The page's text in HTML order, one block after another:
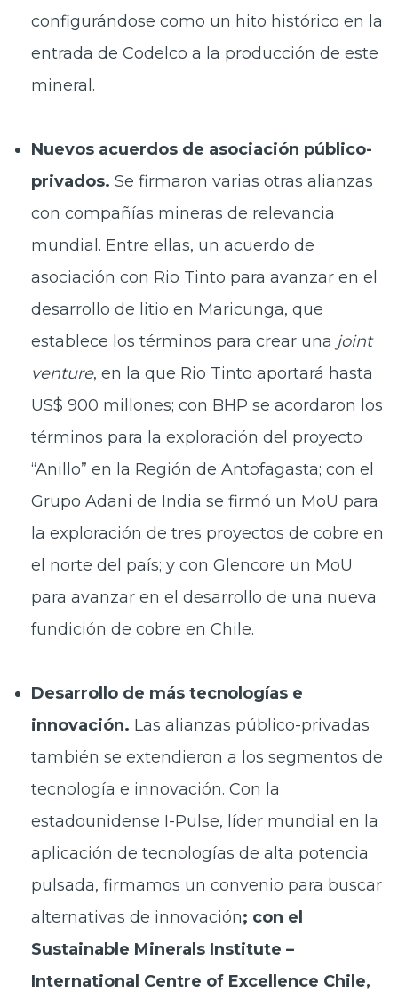
configurándose como un hito histórico en la
entrada de Codelco a la producción de este
mineral.
Nuevos acuerdos de asociación público-
privados. Se firmaron varias otras alianzas
con compañías mineras de relevancia
mundial. Entre ellas, un acuerdo de
asociación con Rio Tinto para avanzar en el
desarrollo de litio en Maricunga, que
establece los términos para crear una joint
venture, en la que Rio Tinto aportará hasta
US$ 900 millones; con BHP se acordaron los
términos para la exploración del proyecto
“Anillo” en la Región de Antofagasta; con el
Grupo Adani de India se firmó un MoU para
la exploración de tres proyectos de cobre en
el norte del país; y con Glencore un MoU
para avanzar en el desarrollo de una nueva
fundición de cobre en Chile.
Desarrollo de más tecnologías e
innovación. Las alianzas público-privadas
también se extendieron a los segmentos de
tecnología e innovación. Con la
estadounidense I-Pulse, líder mundial en la
aplicación de tecnologías de alta potencia
pulsada, firmamos un convenio para buscar
alternativas de innovación; con el
Sustainable Minerals Institute –
International Centre of Excellence Chile,